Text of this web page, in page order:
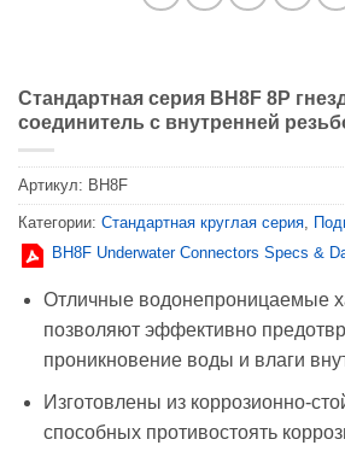
Стандартная серия BH8F 8P
соединитель с внутренней
Артикул: BH8F
Категории: Стандартная круглая серия
BH8F Underwater Connectors Specs &
Отличные водонепроницаемые
позволяют эффективно
проникновение воды и влаги
Изготовлены из коррозионно-
способных противостоять